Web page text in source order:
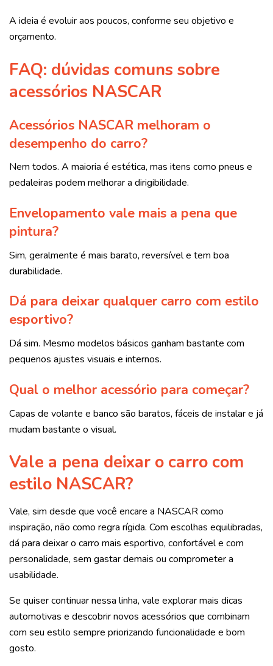
A ideia é evoluir aos poucos, conforme seu objetivo e
orçamento.
FAQ: dúvidas comuns sobre
acessórios NASCAR
Acessórios NASCAR melhoram o
desempenho do carro?
Nem todos. A maioria é estética, mas itens como pneus e
pedaleiras podem melhorar a dirigibilidade.
Envelopamento vale mais a pena que
pintura?
Sim, geralmente é mais barato, reversível e tem boa
durabilidade.
Dá para deixar qualquer carro com estilo
esportivo?
Dá sim. Mesmo modelos básicos ganham bastante com
pequenos ajustes visuais e internos.
Qual o melhor acessório para começar?
Capas de volante e banco são baratos, fáceis de instalar e já
mudam bastante o visual.
Vale a pena deixar o carro com
estilo NASCAR?
Vale, sim desde que você encare a NASCAR como
inspiração, não como regra rígida. Com escolhas equilibradas,
dá para deixar o carro mais esportivo, confortável e com
personalidade, sem gastar demais ou comprometer a
usabilidade.
Se quiser continuar nessa linha, vale explorar mais dicas
automotivas e descobrir novos acessórios que combinam
com seu estilo sempre priorizando funcionalidade e bom
gosto.